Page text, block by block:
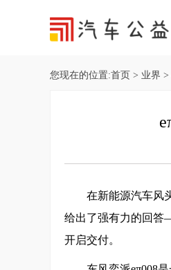
您现在的位置:首页 > 业界 >
在新能源汽车风
给出了强有力的回答
开启交付。